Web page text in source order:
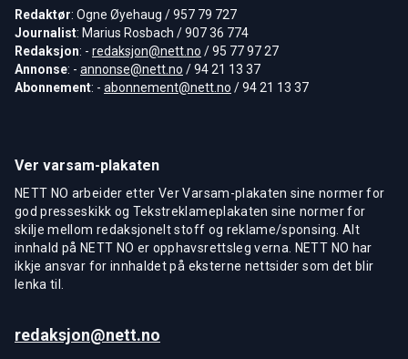
Redaktør: Ogne Øyehaug / 957 79 727
Journalist: Marius Rosbach / 907 36 774
Redaksjon: - redaksjon@nett.no / 95 77 97 27
Annonse: - annonse@nett.no / 94 21 13 37
Abonnement: - abonnement@nett.no / 94 21 13 37
Ver varsam-plakaten
NETT NO arbeider etter Ver Varsam-plakaten sine normer for
god presseskikk og Tekstreklameplakaten sine normer for
skilje mellom redaksjonelt stoff og reklame/sponsing. Alt
innhald på NETT NO er opphavsrettsleg verna. NETT NO har
ikkje ansvar for innhaldet på eksterne nettsider som det blir
lenka til.
redaksjon@nett.no